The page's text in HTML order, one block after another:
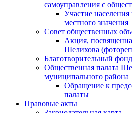
самоуправления с
Участие
местного значения
Совет общественных
Акция,
Шелихова
Благотворительный
Общественная палата
муниципального района
Обращение к
палаты
Правовые акты